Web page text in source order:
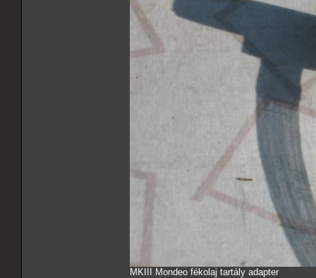
MKIII Mondeo fékolaj tartály adapter